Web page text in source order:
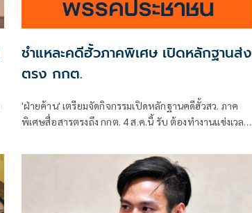
ชำแหละคดีฮั้วภาคพิเศษ เปิดหลักฐานส่ง
ตรง กกต.
'ฝ่ายค้าน' เตรียมจัดกิจกรรมเปิดหลักฐานคดีฮั้วสว. ภาค
พิเศษสื่อสารตรงถึง กกต. 4 ส.ค.นี้ รับ ต้องทำงานแข่งเวลา
เข้าข่ายละเว้นการปฏิบัติหน้าที่หรือไม่